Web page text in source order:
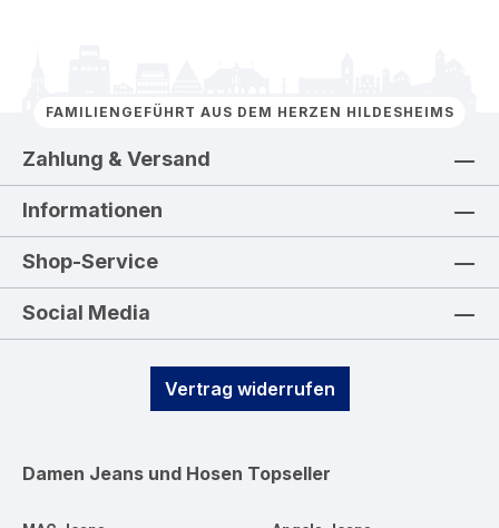
FAMILIENGEFÜHRT AUS DEM HERZEN HILDESHEIMS
Zahlung & Versand
Informationen
Shop-Service
Social Media
Vertrag widerrufen
Damen Jeans und Hosen Topseller